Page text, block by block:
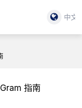
中文
指南